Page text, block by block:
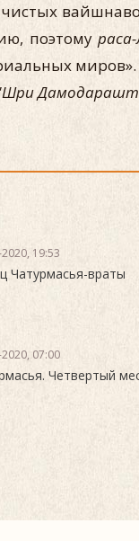
поэтому
миров».
19:53
Чатурмасья-враты
07:00
Четвертый